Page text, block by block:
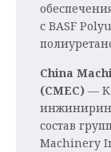
с BASF
China
(CMEC) —
состав
Machinery